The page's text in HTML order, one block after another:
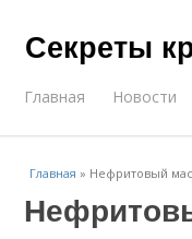
Секреты
Главная Новости
Главная » Нефритовый